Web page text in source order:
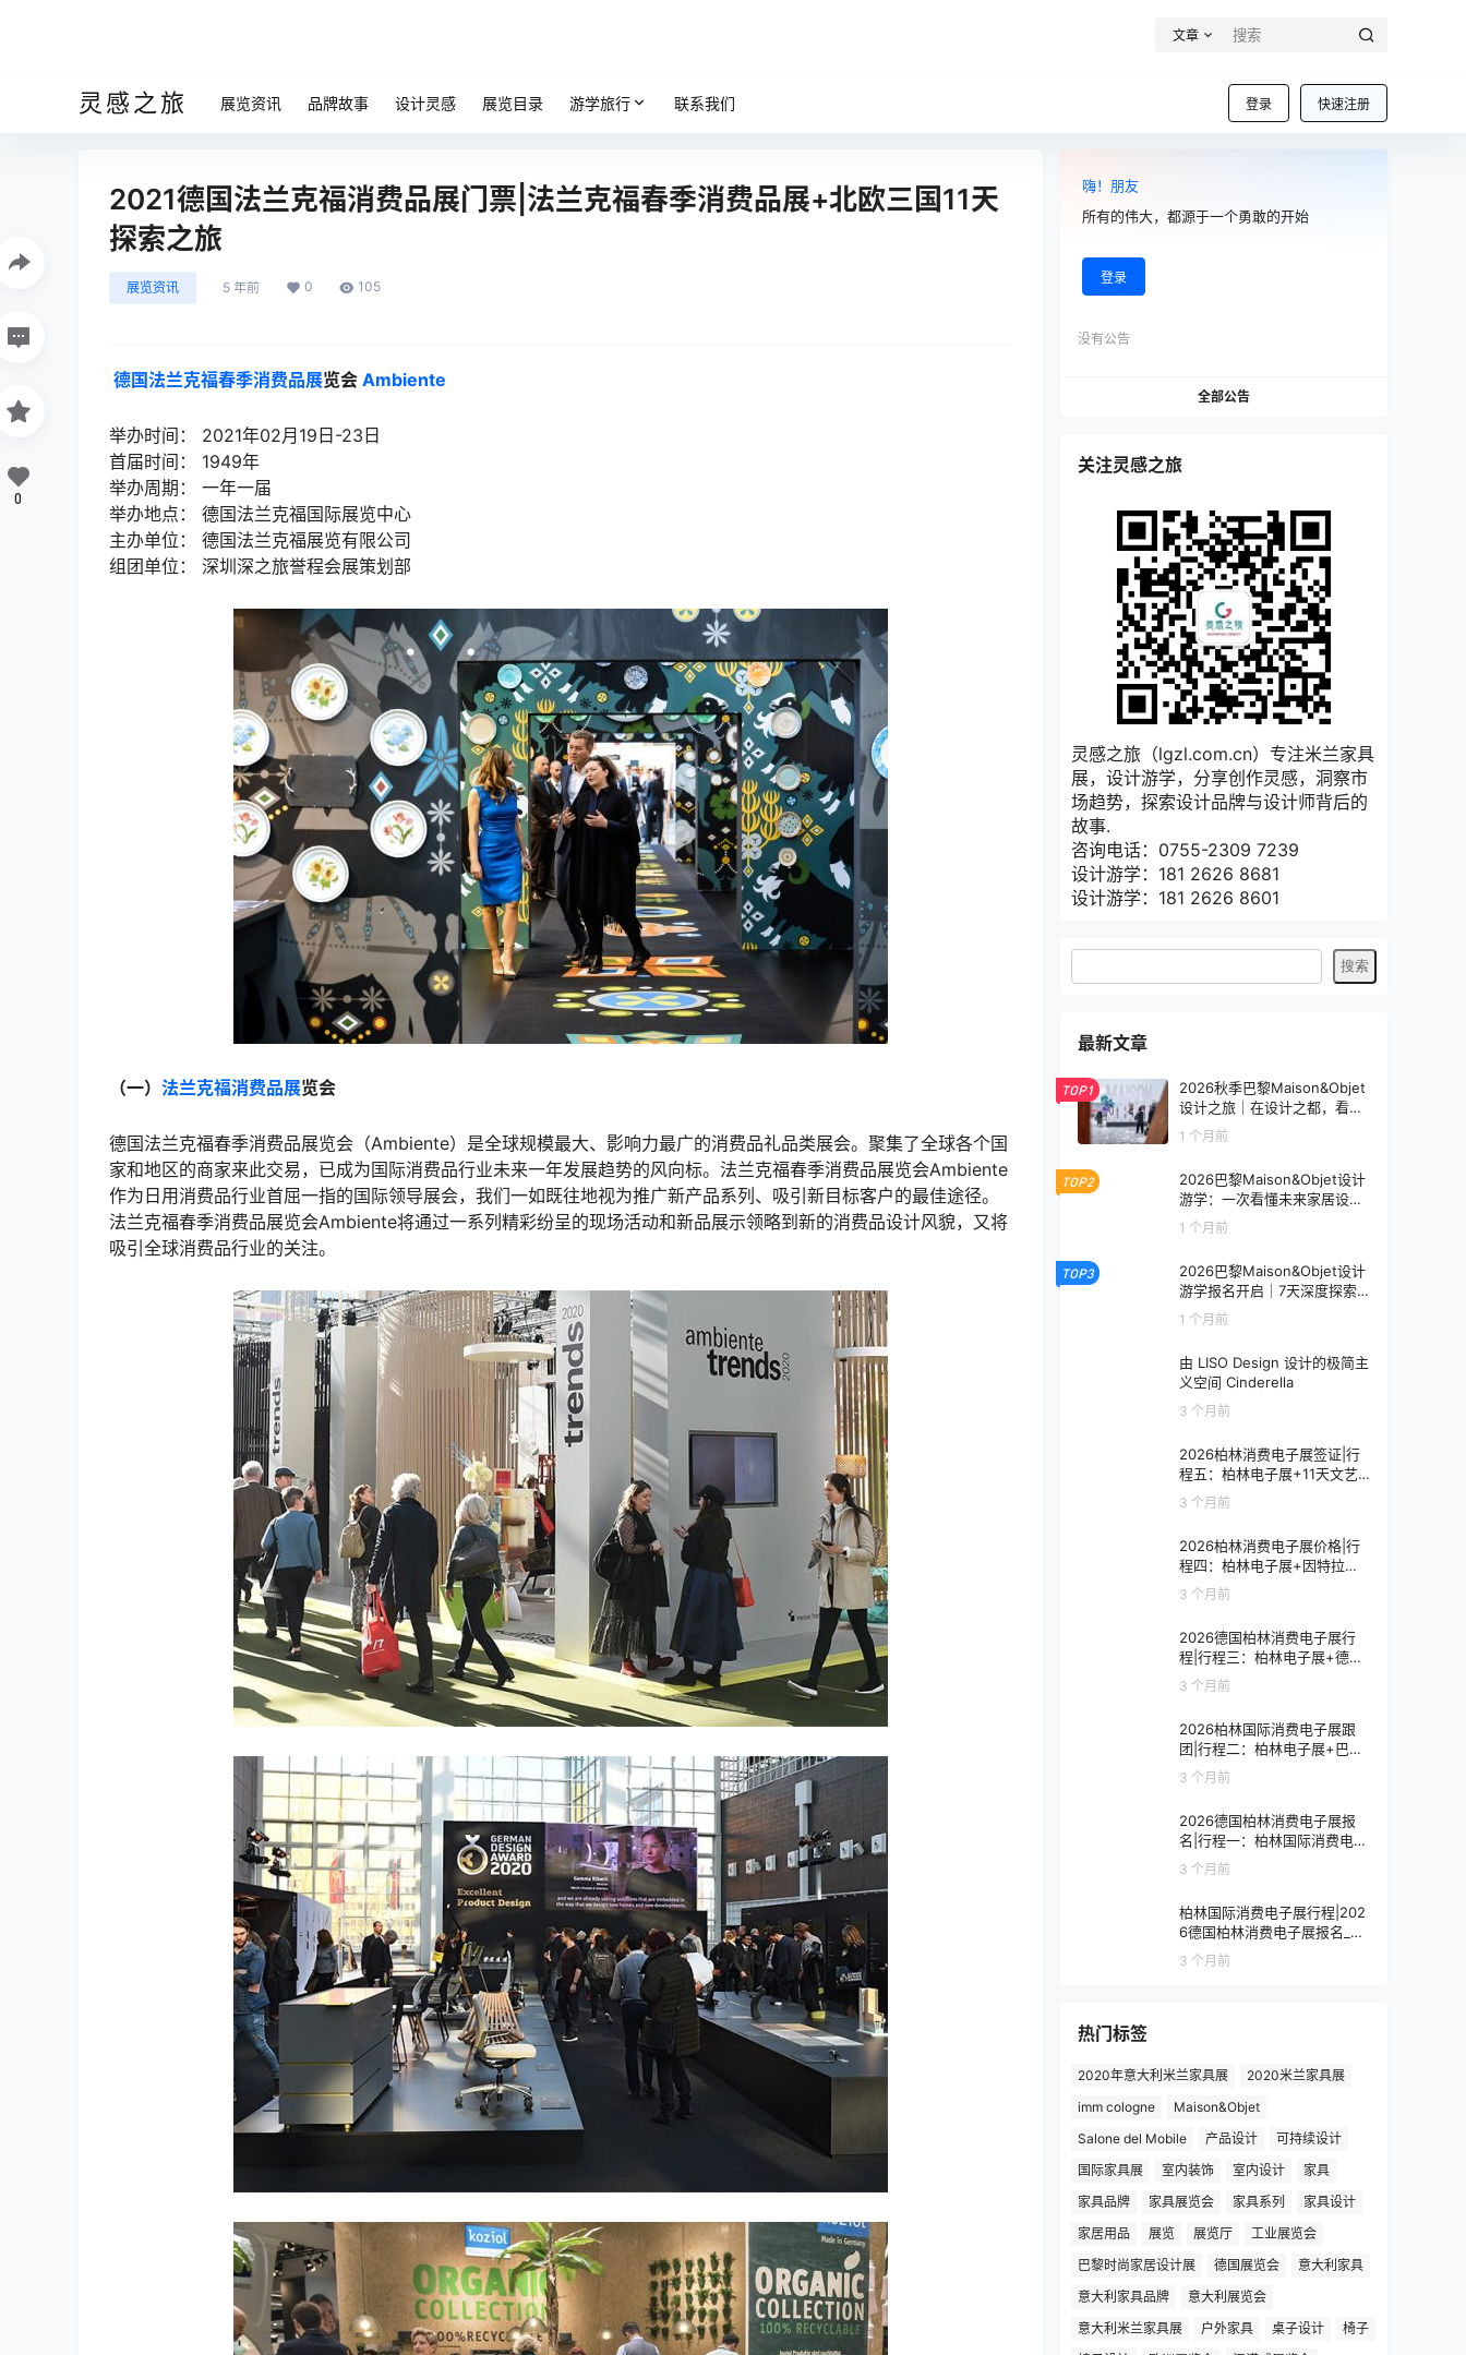
文章
灵感之旅 登录 快速注册
展览资讯 品牌故事 设计灵感 展览目录 游学旅行 联系我们
2021德国法兰克福消费品展门票|法兰克福春季消费品展+北欧三国11天
探索之旅
展览资讯 5 年前 0 105
德国法兰克福春季消费品展览会 Ambiente
举办时间： 2021年02月19日-23日
首届时间： 1949年
举办周期： 一年一届
举办地点： 德国法兰克福国际展览中心
主办单位： 德国法兰克福展览有限公司
组团单位： 深圳深之旅誉程会展策划部
（一） 法兰克福消费品展览会
德国法兰克福春季消费品展览会（Ambiente）是全球规模最大、影响力最广的消费品礼品类展会。聚集了全球各个国
家和地区的商家来此交易，已成为国际消费品行业未来一年发展趋势的风向标。法兰克福春季消费品展览会Ambiente
作为日用消费品行业首屈一指的国际领导展会，我们一如既往地视为推广新产品系列、吸引新目标客户的最佳途径。
法兰克福春季消费品展览会Ambiente将通过一系列精彩纷呈的现场活动和新品展示领略到新的消费品设计风貌，又将
吸引全球消费品行业的关注。
0
嗨！朋友
所有的伟大，都源于一个勇敢的开始
登录
没有公告
全部公告
关注灵感之旅
灵感之旅（lgzl.com.cn）专注米兰家具
展，设计游学，分享创作灵感，洞察市
场趋势，探索设计品牌与设计师背后的
故事.
咨询电话：0755-2309 7239
设计游学：181 2626 8681
设计游学：181 2626 8601
最新文章
TOP1
2026秋季巴黎Maison&Objet
设计之旅｜在设计之都，看见
未来生活的模样
1 个月前
TOP2
2026巴黎Maison&Objet设计
游学：一次看懂未来家居设计
趋势
1 个月前
TOP3
2026巴黎Maison&Objet设计
游学报名开启｜7天深度探索
全球家居设计趋势
1 个月前
由 LISO Design 设计的极简主
义空间 Cinderella
3 个月前
2026柏林消费电子展签证|行
程五：柏林电子展+11天文艺
复兴之旅
3 个月前
2026柏林消费电子展价格|行
程四：柏林电子展+因特拉肯1
0天浪漫之旅
3 个月前
2026德国柏林消费电子展行
程|行程三：柏林电子展+德国
9天人文之旅
3 个月前
2026柏林国际消费电子展跟
团|行程二：柏林电子展+巴黎
8天艺术之旅
3 个月前
2026德国柏林消费电子展报
名|行程一：柏林国际消费电子
展观展7天
3 个月前
柏林国际消费电子展行程|202
6德国柏林消费电子展报名_价
格_门票_签证
3 个月前
热门标签
2020年意大利米兰家具展
2020米兰家具展
imm cologne
Maison&Objet
Salone del Mobile
产品设计
可持续设计
国际家具展
室内装饰 室内设计
家具
家具品牌
家具展览会 家具系列
家具设计
家居用品
展览 展览厅
工业展览会
巴黎时尚家居设计展
德国展览会
意大利家具
意大利家具品牌
意大利展览会
意大利米兰家具展
户外家具 桌子设计
椅子